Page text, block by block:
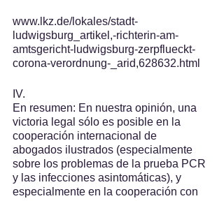
www.lkz.de/lokales/stadt-
ludwigsburg_artikel,-richterin-am-
amtsgericht-ludwigsburg-zerpflueckt-
corona-verordnung-_arid,628632.html
IV.
En resumen: En nuestra opinión, una
victoria legal sólo es posible en la
cooperación internacional de
abogados ilustrados (especialmente
sobre los problemas de la prueba PCR
y las infecciones asintomáticas), y
especialmente en la cooperación con